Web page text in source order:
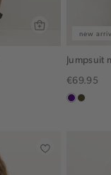
new
Jumpsuit
€69.95
indigogroen,